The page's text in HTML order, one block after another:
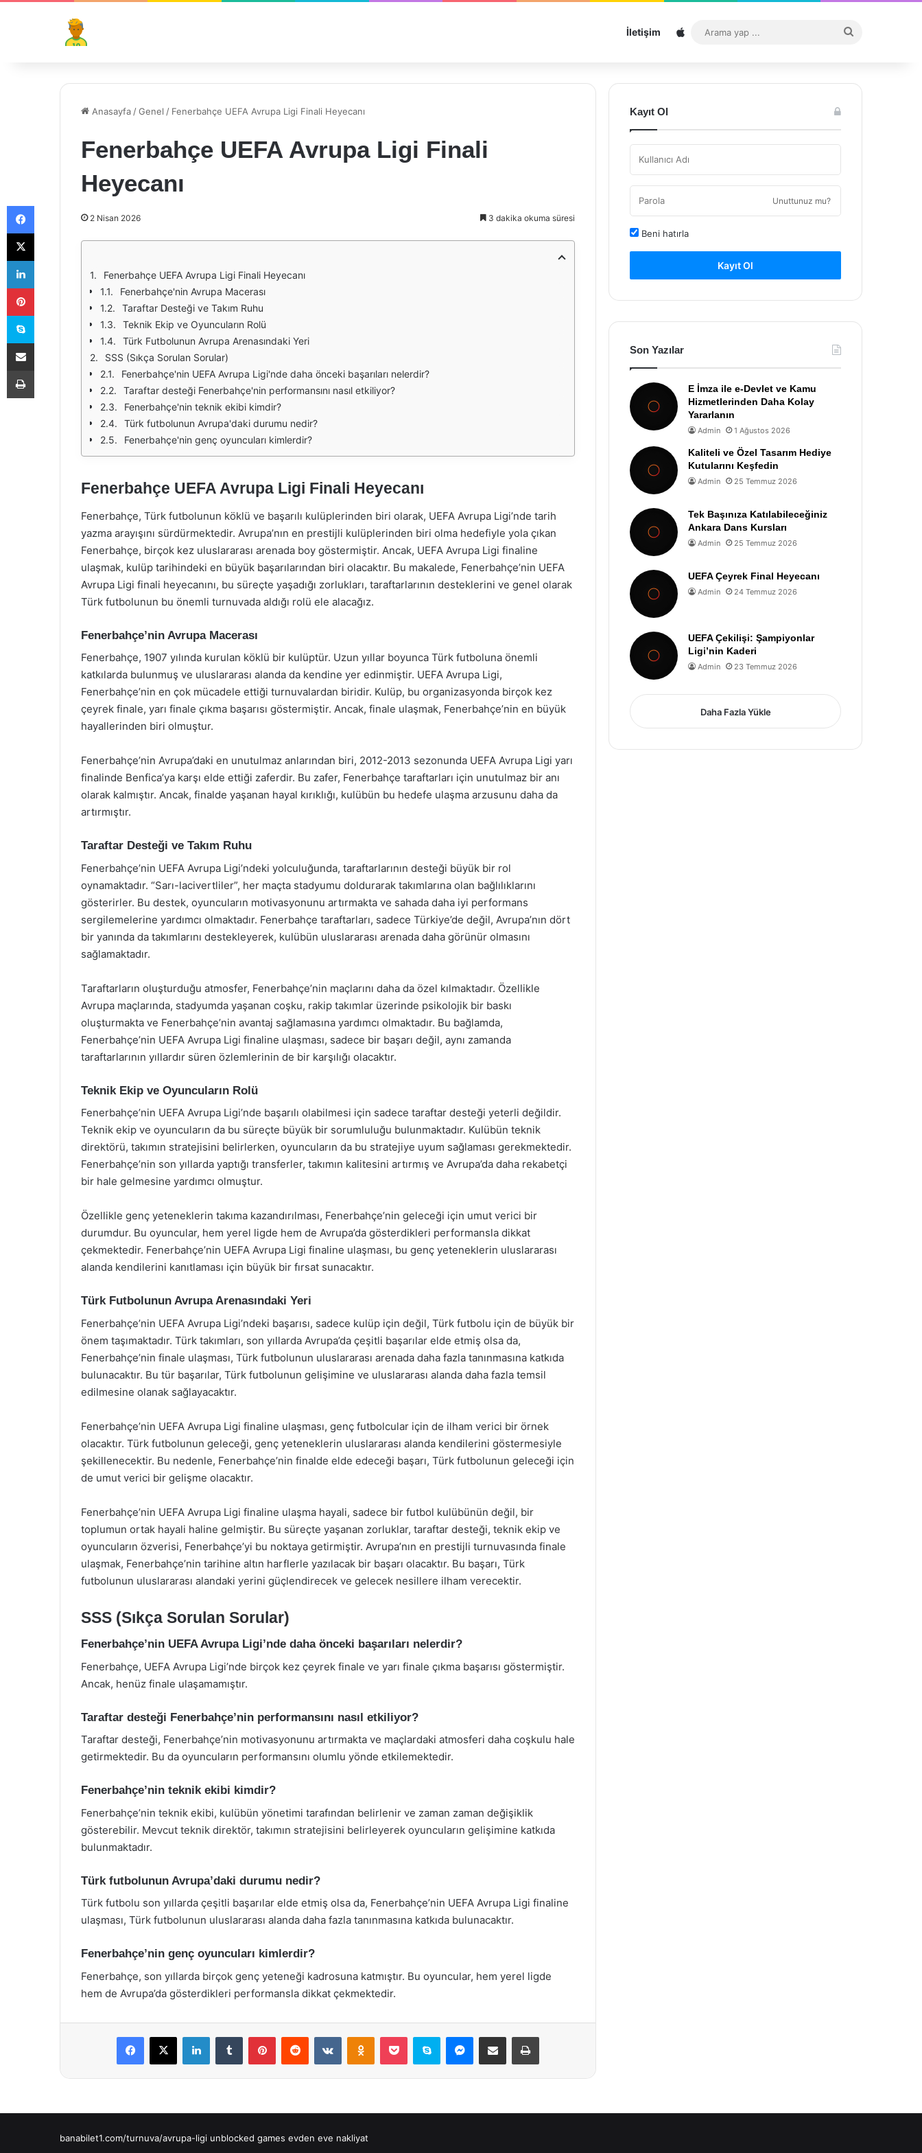
İletişim Sitemap
...
Anasayfa /Genel / Fenerbahçe UEFA Avrupa Ligi Finali Heyecanı
Fenerbahçe UEFA Avrupa Ligi Finali
Heyecanı
2 Nisan 2026 3 dakika okuma süresi
Fenerbahçe UEFA Avrupa Ligi Finali Heyecanı
Fenerbahçe'nin Avrupa Macerası
Taraftar Desteği ve Takım Ruhu
Teknik Ekip ve Oyuncuların Rolü
Türk Futbolunun Avrupa Arenasındaki Yeri
SSS (Sıkça Sorulan Sorular)
Fenerbahçe'nin UEFA Avrupa Ligi'nde daha önceki başarıları nelerdir?
Taraftar desteği Fenerbahçe'nin performansını nasıl etkiliyor?
Fenerbahçe'nin teknik ekibi kimdir?
Türk futbolunun Avrupa'daki durumu nedir?
Fenerbahçe'nin genç oyuncuları kimlerdir?
Fenerbahçe UEFA Avrupa Ligi Finali Heyecanı
Fenerbahçe, Türk futbolunun köklü ve başarılı kulüplerinden biri olarak, UEFA Avrupa Ligi’nde tarih
yazma arayışını sürdürmektedir. Avrupa’nın en prestijli kulüplerinden biri olma hedefiyle yola çıkan
Fenerbahçe, birçok kez uluslararası arenada boy göstermiştir. Ancak, UEFA Avrupa Ligi finaline
ulaşmak, kulüp tarihindeki en büyük başarılarından biri olacaktır. Bu makalede, Fenerbahçe’nin UEFA
Avrupa Ligi finali heyecanını, bu süreçte yaşadığı zorlukları, taraftarlarının desteklerini ve genel olarak
Türk futbolunun bu önemli turnuvada aldığı rolü ele alacağız.
Fenerbahçe’nin Avrupa Macerası
Fenerbahçe, 1907 yılında kurulan köklü bir kulüptür. Uzun yıllar boyunca Türk futboluna önemli
katkılarda bulunmuş ve uluslararası alanda da kendine yer edinmiştir. UEFA Avrupa Ligi,
Fenerbahçe’nin en çok mücadele ettiği turnuvalardan biridir. Kulüp, bu organizasyonda birçok kez
çeyrek finale, yarı finale çıkma başarısı göstermiştir. Ancak, finale ulaşmak, Fenerbahçe’nin en büyük
hayallerinden biri olmuştur.
Fenerbahçe’nin Avrupa’daki en unutulmaz anlarından biri, 2012-2013 sezonunda UEFA Avrupa Ligi yarı
finalinde Benfica’ya karşı elde ettiği zaferdir. Bu zafer, Fenerbahçe taraftarları için unutulmaz bir anı
olarak kalmıştır. Ancak, finalde yaşanan hayal kırıklığı, kulübün bu hedefe ulaşma arzusunu daha da
artırmıştır.
Taraftar Desteği ve Takım Ruhu
Fenerbahçe’nin UEFA Avrupa Ligi’ndeki yolculuğunda, taraftarlarının desteği büyük bir rol
oynamaktadır. “Sarı-lacivertliler”, her maçta stadyumu doldurarak takımlarına olan bağlılıklarını
gösterirler. Bu destek, oyuncuların motivasyonunu artırmakta ve sahada daha iyi performans
sergilemelerine yardımcı olmaktadır. Fenerbahçe taraftarları, sadece Türkiye’de değil, Avrupa’nın dört
bir yanında da takımlarını destekleyerek, kulübün uluslararası arenada daha görünür olmasını
sağlamaktadır.
Taraftarların oluşturduğu atmosfer, Fenerbahçe’nin maçlarını daha da özel kılmaktadır. Özellikle
Avrupa maçlarında, stadyumda yaşanan coşku, rakip takımlar üzerinde psikolojik bir baskı
oluşturmakta ve Fenerbahçe’nin avantaj sağlamasına yardımcı olmaktadır. Bu bağlamda,
Fenerbahçe’nin UEFA Avrupa Ligi finaline ulaşması, sadece bir başarı değil, aynı zamanda
taraftarlarının yıllardır süren özlemlerinin de bir karşılığı olacaktır.
Teknik Ekip ve Oyuncuların Rolü
Fenerbahçe’nin UEFA Avrupa Ligi’nde başarılı olabilmesi için sadece taraftar desteği yeterli değildir.
Teknik ekip ve oyuncuların da bu süreçte büyük bir sorumluluğu bulunmaktadır. Kulübün teknik
direktörü, takımın stratejisini belirlerken, oyuncuların da bu stratejiye uyum sağlaması gerekmektedir.
Fenerbahçe’nin son yıllarda yaptığı transferler, takımın kalitesini artırmış ve Avrupa’da daha rekabetçi
bir hale gelmesine yardımcı olmuştur.
Özellikle genç yeteneklerin takıma kazandırılması, Fenerbahçe’nin geleceği için umut verici bir
durumdur. Bu oyuncular, hem yerel ligde hem de Avrupa’da gösterdikleri performansla dikkat
çekmektedir. Fenerbahçe’nin UEFA Avrupa Ligi finaline ulaşması, bu genç yeteneklerin uluslararası
alanda kendilerini kanıtlaması için büyük bir fırsat sunacaktır.
Türk Futbolunun Avrupa Arenasındaki Yeri
Fenerbahçe’nin UEFA Avrupa Ligi’ndeki başarısı, sadece kulüp için değil, Türk futbolu için de büyük bir
önem taşımaktadır. Türk takımları, son yıllarda Avrupa’da çeşitli başarılar elde etmiş olsa da,
Fenerbahçe’nin finale ulaşması, Türk futbolunun uluslararası arenada daha fazla tanınmasına katkıda
bulunacaktır. Bu tür başarılar, Türk futbolunun gelişimine ve uluslararası alanda daha fazla temsil
edilmesine olanak sağlayacaktır.
Fenerbahçe’nin UEFA Avrupa Ligi finaline ulaşması, genç futbolcular için de ilham verici bir örnek
olacaktır. Türk futbolunun geleceği, genç yeteneklerin uluslararası alanda kendilerini göstermesiyle
şekillenecektir. Bu nedenle, Fenerbahçe’nin finalde elde edeceği başarı, Türk futbolunun geleceği için
de umut verici bir gelişme olacaktır.
Fenerbahçe’nin UEFA Avrupa Ligi finaline ulaşma hayali, sadece bir futbol kulübünün değil, bir
toplumun ortak hayali haline gelmiştir. Bu süreçte yaşanan zorluklar, taraftar desteği, teknik ekip ve
oyuncuların özverisi, Fenerbahçe’yi bu noktaya getirmiştir. Avrupa’nın en prestijli turnuvasında finale
ulaşmak, Fenerbahçe’nin tarihine altın harflerle yazılacak bir başarı olacaktır. Bu başarı, Türk
futbolunun uluslararası alandaki yerini güçlendirecek ve gelecek nesillere ilham verecektir.
SSS (Sıkça Sorulan Sorular)
Fenerbahçe’nin UEFA Avrupa Ligi’nde daha önceki başarıları nelerdir?
Fenerbahçe, UEFA Avrupa Ligi’nde birçok kez çeyrek finale ve yarı finale çıkma başarısı göstermiştir.
Ancak, henüz finale ulaşamamıştır.
Taraftar desteği Fenerbahçe’nin performansını nasıl etkiliyor?
Taraftar desteği, Fenerbahçe’nin motivasyonunu artırmakta ve maçlardaki atmosferi daha coşkulu hale
getirmektedir. Bu da oyuncuların performansını olumlu yönde etkilemektedir.
Fenerbahçe’nin teknik ekibi kimdir?
Fenerbahçe’nin teknik ekibi, kulübün yönetimi tarafından belirlenir ve zaman zaman değişiklik
gösterebilir. Mevcut teknik direktör, takımın stratejisini belirleyerek oyuncuların gelişimine katkıda
bulunmaktadır.
Türk futbolunun Avrupa’daki durumu nedir?
Türk futbolu son yıllarda çeşitli başarılar elde etmiş olsa da, Fenerbahçe’nin UEFA Avrupa Ligi finaline
ulaşması, Türk futbolunun uluslararası alanda daha fazla tanınmasına katkıda bulunacaktır.
Fenerbahçe’nin genç oyuncuları kimlerdir?
Fenerbahçe, son yıllarda birçok genç yeteneği kadrosuna katmıştır. Bu oyuncular, hem yerel ligde
hem de Avrupa’da gösterdikleri performansla dikkat çekmektedir.
Facebook
X LinkedInTumblr PinterestReddit VKontakteOdnoklassniki
Pocket Skype Messenger
E-Posta ile paylaş Yazdır
Kayıt Ol
Unuttunuz mu?
Beni hatırla
Kayıt Ol
Son Yazılar
E İmza ile e-Devlet ve Kamu
Hizmetlerinden Daha Kolay
Yararlanın
Admin 1 Ağustos 2026
Kaliteli ve Özel Tasarım Hediye
Kutularını Keşfedin
Admin 25 Temmuz 2026
Tek Başınıza Katılabileceğiniz
Ankara Dans Kursları
Admin 25 Temmuz 2026
UEFA Çeyrek Final Heyecanı
Admin 24 Temmuz 2026
UEFA Çekilişi: Şampiyonlar
Ligi’nin Kaderi
Admin 23 Temmuz 2026
Daha Fazla Yükle
banabilet1.com/turnuva/avrupa-ligi unblocked games evden eve nakliyat
Facebook
X
LinkedIn
Pinterest
Skype
E-Posta ile paylaş